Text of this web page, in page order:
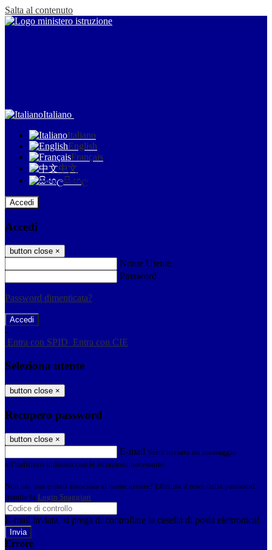
Salta al contenuto
Italiano
Italiano
English
Français
中文
සිංහල
Accedi
Accedi
button close ×
Nome Utente
Password
Password dimenticata?
-
Entra con SPID Entra con CIE
Seleziona utente
button close ×
Recupero password
button close ×
E-mail Verrà inviato un messaggio
all'indirizzo indicato con le istruzioni necessarie.
Non hai una e-mail associata al nome utente? Effettua il reset della password
tramite la Login Spaggiari
E-mail inviata, si prega di controllare la casella di posta elettronica!
Errore